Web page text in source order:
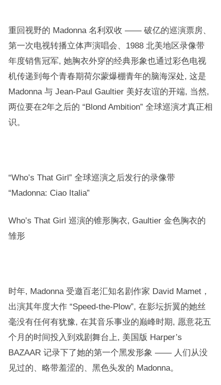
重回视野的 Madonna 名利双收 —— 破亿的巡演票房、
第一次电视转播立体声演唱会、1988 北美地区录像带
年度销售冠军, 她胸衣外穿的经典形象也通过彩色电视
机传递到每个青春期荷尔蒙爆棚青年的脑海深处, 这是
Madonna 与 Jean-Paul Gaultier 美好友谊的开端, 当然,
两位要在2年之后的 “Blond Ambition” 全球巡演才真正相
识。
“Who’s That Girl” 全球巡演之后发行的录像带
“Madonna: Ciao Italia”
Who’s That Girl 巡演的锥形胸衣, Gaultier 金色胸衣的
雏形
时年, Madonna 受邀百老汇知名剧作家 David Mamet，
出演其年度大作 “Speed-the-Plow”, 在影坛折翼的她丝
毫没有任何有犹豫, 在其音乐事业的巅峰时期, 愿意花五
个月的时间投入到戏剧舞台上, 美国版 Harper’s
BAZAAR 记录下了她的第一个黑发形象 —— 人们从没
见过的、略带羞涩的、黑色头发的 Madonna。